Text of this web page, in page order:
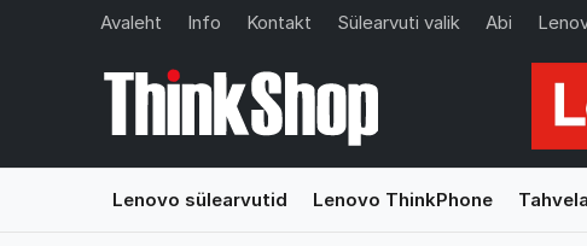
Avaleht Info Kontakt Sülearvuti valik Abi
Lenovo sülearvutid Lenovo ThinkPhone